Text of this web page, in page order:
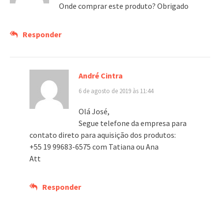
Onde comprar este produto? Obrigado
Responder
André Cintra
6 de agosto de 2019 às 11:44
Olá José,
Segue telefone da empresa para
contato direto para aquisição dos produtos:
+55 19 99683-6575 com Tatiana ou Ana
Att
Responder